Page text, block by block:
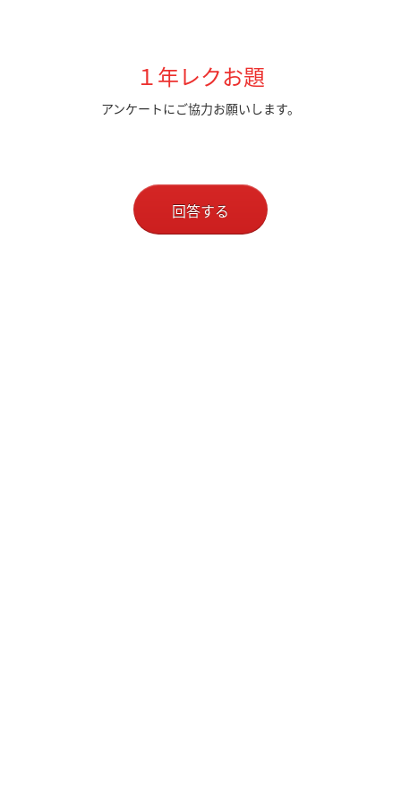
１年レクお題
アンケートにご協力お願いします。
回答する